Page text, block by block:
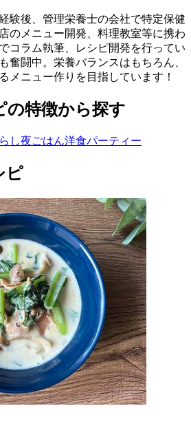
験後、管理栄養士の会社で特定保健
のメニュー開発、料理教室等に携わ
コラム執筆、レシピ開発を行ってい
奮闘中。栄養バランスはもちろん、
メニュー作りを目指しています！
の特徴から探す
し夜ごはん洋食パーティー
ピ